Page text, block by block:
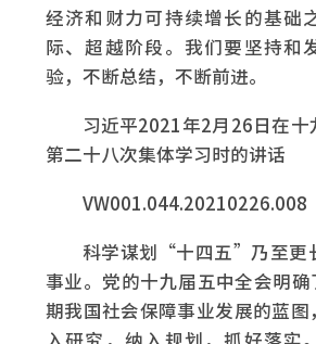
经济和财力可持续增长的基础
际、超越阶段。我们要坚持和
验，不断总结，不断前进。
习近平2021年2月26日在十
第二十八次集体学习时的讲话
VW001.044.20210226.008
科学谋划“十四五”乃至更
事业。党的十九届五中全会明
期我国社会保障事业发展的蓝图